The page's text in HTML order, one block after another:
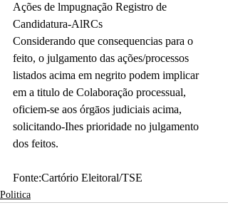
Ações de lmpugnação Registro de
Candidatura-AlRCs
Considerando que consequencias para o
feito, o julgamento das ações/processos
listados acima em negrito podem implicar
em a titulo de Colaboração processual,
oficiem-se aos órgāos judiciais acima,
solicitando-Ihes prioridade no julgamento
dos feitos.
Fonte:Cartório Eleitoral/TSE
Politica